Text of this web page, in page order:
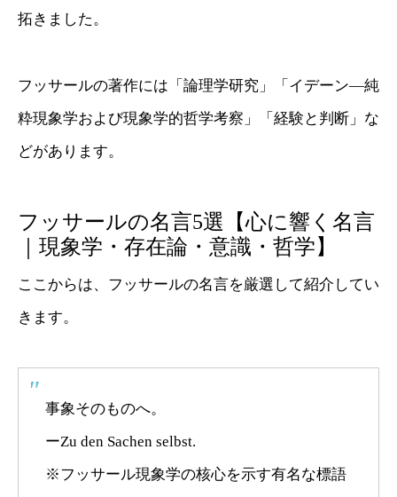
拓きました。
フッサールの著作には「論理学研究」「イデーン―純
粋現象学および現象学的哲学考察」「経験と判断」な
どがあります。
フッサールの名言5選【心に響く名言
｜現象学・存在論・意識・哲学】
ここからは、フッサールの名言を厳選して紹介してい
きます。
事象そのものへ。
ーZu den Sachen selbst.
※フッサール現象学の核心を示す有名な標語